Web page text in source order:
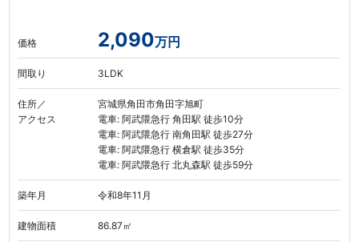
価格 2,090万円
間取り 3LDK
住所／
アクセス
宮城県角田市角田字旭町
電車: 阿武隈急行 角田駅 徒歩10分
電車: 阿武隈急行 南角田駅 徒歩27分
電車: 阿武隈急行 横倉駅 徒歩35分
電車: 阿武隈急行 北丸森駅 徒歩59分
築年月 令和8年11月
建物面積 86.87㎡